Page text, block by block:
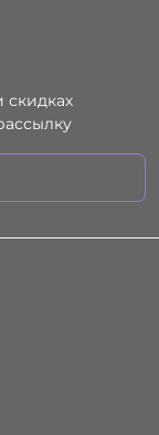
скидках